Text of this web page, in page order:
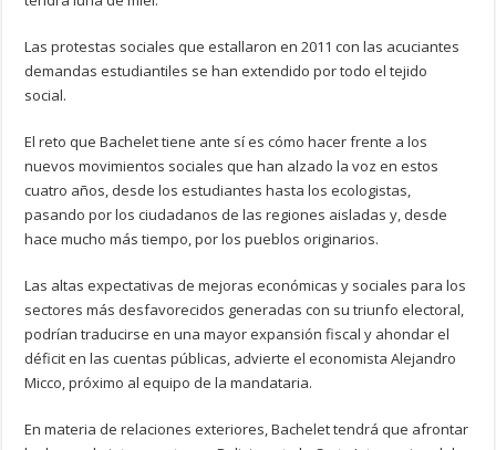
Las protestas sociales que estallaron en 2011 con las acuciantes
demandas estudiantiles se han extendido por todo el tejido
social.
El reto que Bachelet tiene ante sí es cómo hacer frente a los
nuevos movimientos sociales que han alzado la voz en estos
cuatro años, desde los estudiantes hasta los ecologistas,
pasando por los ciudadanos de las regiones aisladas y, desde
hace mucho más tiempo, por los pueblos originarios.
Las altas expectativas de mejoras económicas y sociales para los
sectores más desfavorecidos generadas con su triunfo electoral,
podrían traducirse en una mayor expansión fiscal y ahondar el
déficit en las cuentas públicas, advierte el economista Alejandro
Micco, próximo al equipo de la mandataria.
En materia de relaciones exteriores, Bachelet tendrá que afrontar